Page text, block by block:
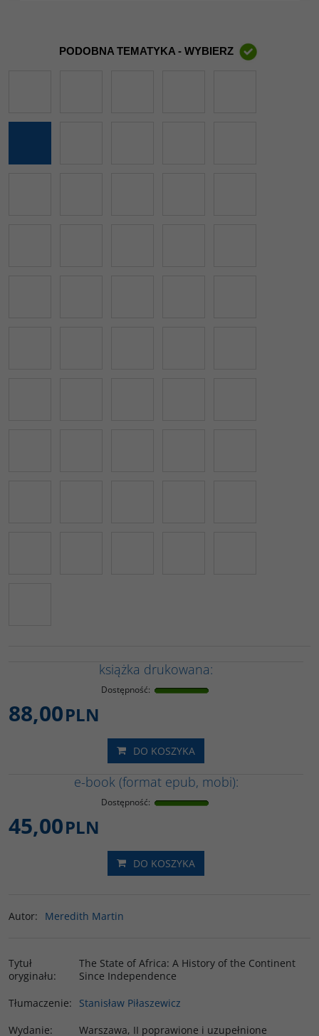
PODOBNA TEMATYKA - WYBIERZ
książka drukowana:
Dostępność:
88,00PLN
DO KOSZYKA
e-book (format epub, mobi):
Dostępność:
45,00PLN
DO KOSZYKA
Autor: Meredith Martin
Tytuł
oryginału:
The State of Africa: A History of the Continent
Since Independence
Tłumaczenie:
Stanisław Piłaszewicz
Wydanie: Warszawa, II poprawione i uzupełnione